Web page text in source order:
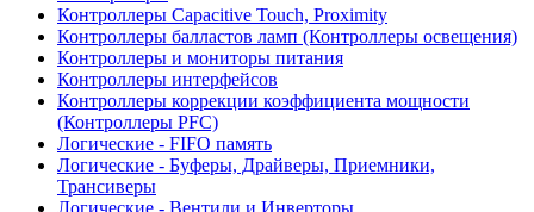
Контроллеры Capacitive Touch, Proximity
Контроллеры балластов ламп (Контроллеры освещения)
Контроллеры и мониторы питания
Контроллеры интерфейсов
Контроллеры коррекции коэффициента мощности
(Контроллеры PFC)
Логические - FIFO память
Логические - Буферы, Драйверы, Приемники,
Трансиверы
Логические - Вентили и Инверторы